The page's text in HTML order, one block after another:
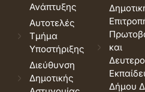
Ανάπτυξης
Αυτοτελές
Τμήμα
Υποστήριξης
Διεύθυνση
Δημοτικής
και
Δήμου